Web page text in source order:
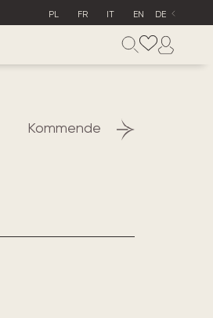
PL FR IT EN DE
Kommende